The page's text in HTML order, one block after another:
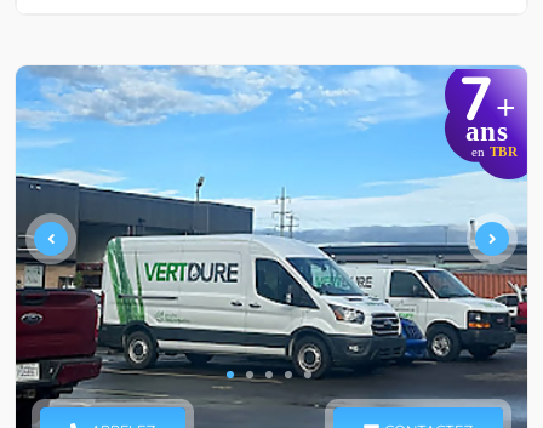
7+
ans
en TBR